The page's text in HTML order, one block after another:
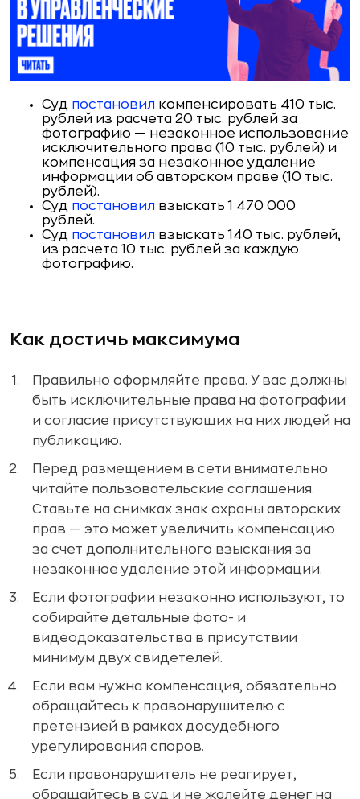
Суд постановил компенсировать 410 тыс.
рублей из расчета 20 тыс. рублей за
фотографию — незаконное использование
исключительного права (10 тыс. рублей) и
компенсация за незаконное удаление
информации об авторском праве (10 тыс.
рублей).
Суд постановил взыскать 1 470 000
рублей.
Суд постановил взыскать 140 тыс. рублей,
из расчета 10 тыс. рублей за каждую
фотографию.
Как достичь максимума
Правильно оформляйте права. У вас должны
быть исключительные права на фотографии
и согласие присутствующих на них людей на
публикацию.
Перед размещением в сети внимательно
читайте пользовательские соглашения.
Ставьте на снимках знак охраны авторских
прав — это может увеличить компенсацию
за счет дополнительного взыскания за
незаконное удаление этой информации.
Если фотографии незаконно используют, то
собирайте детальные фото- и
видеодоказательства в присутствии
минимум двух свидетелей.
Если вам нужна компенсация, обязательно
обращайтесь к правонарушителю с
претензией в рамках досудебного
урегулирования споров.
Если правонарушитель не реагирует,
обращайтесь в суд и не жалейте денег на